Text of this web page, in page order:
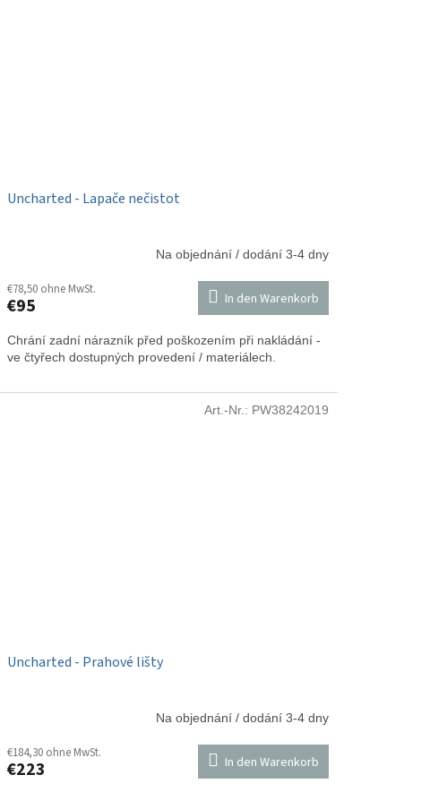
Uncharted - Lapače nečistot
Na objednání / dodání 3-4 dny
€78,50 ohne MwSt.
€95 In den Warenkorb
Chrání zadní nárazník před poškozením při nakládání -
ve čtyřech dostupných provedení / materiálech.
Uncharted - Prahové lišty
Na objednání / dodání 3-4 dny
€184,30 ohne MwSt.
€223 In den Warenkorb
Art.-Nr.: PW38242019